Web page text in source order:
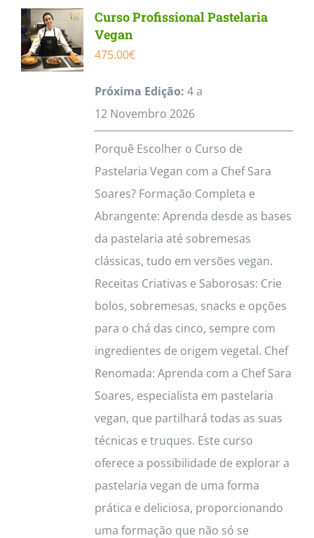
Curso Profissional Pastelaria
Vegan
475.00€
Próxima Edição: 4 a
12 Novembro 2026
Porquê Escolher o Curso de
Pastelaria Vegan com a Chef Sara
Soares? Formação Completa e
Abrangente: Aprenda desde as bases
da pastelaria até sobremesas
clássicas, tudo em versões vegan.
Receitas Criativas e Saborosas: Crie
bolos, sobremesas, snacks e opções
para o chá das cinco, sempre com
ingredientes de origem vegetal. Chef
Renomada: Aprenda com a Chef Sara
Soares, especialista em pastelaria
vegan, que partilhará todas as suas
técnicas e truques. Este curso
oferece a possibilidade de explorar a
pastelaria vegan de uma forma
prática e deliciosa, proporcionando
uma formação que não só se